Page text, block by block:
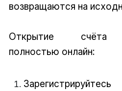
возвращаются на
Открытие счёта
полностью онлайн: